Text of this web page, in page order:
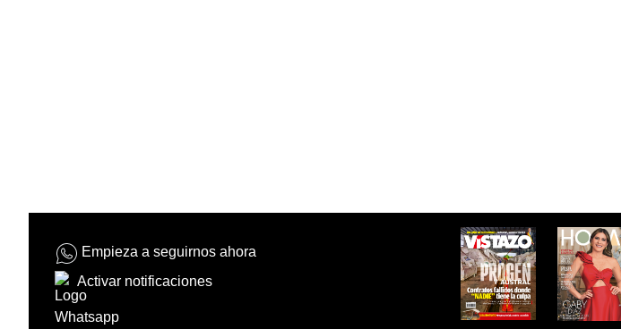
Empieza a seguirnos ahora
Activar notificaciones